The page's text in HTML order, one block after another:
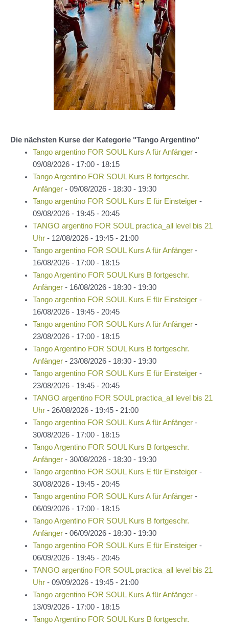
Die nächsten Kurse der Kategorie "Tango Argentino"
Tango argentino FOR SOUL Kurs A für Anfänger-
09/08/2026 - 17:00 - 18:15
Tango Argentino FOR SOUL Kurs B fortgeschr.
Anfänger- 09/08/2026 - 18:30 - 19:30
Tango argentino FOR SOUL Kurs E für Einsteiger-
09/08/2026 - 19:45 - 20:45
TANGO argentino FOR SOUL practica_all level bis 21
Uhr- 12/08/2026 - 19:45 - 21:00
Tango argentino FOR SOUL Kurs A für Anfänger-
16/08/2026 - 17:00 - 18:15
Tango Argentino FOR SOUL Kurs B fortgeschr.
Anfänger- 16/08/2026 - 18:30 - 19:30
Tango argentino FOR SOUL Kurs E für Einsteiger-
16/08/2026 - 19:45 - 20:45
Tango argentino FOR SOUL Kurs A für Anfänger-
23/08/2026 - 17:00 - 18:15
Tango Argentino FOR SOUL Kurs B fortgeschr.
Anfänger- 23/08/2026 - 18:30 - 19:30
Tango argentino FOR SOUL Kurs E für Einsteiger-
23/08/2026 - 19:45 - 20:45
TANGO argentino FOR SOUL practica_all level bis 21
Uhr- 26/08/2026 - 19:45 - 21:00
Tango argentino FOR SOUL Kurs A für Anfänger-
30/08/2026 - 17:00 - 18:15
Tango Argentino FOR SOUL Kurs B fortgeschr.
Anfänger- 30/08/2026 - 18:30 - 19:30
Tango argentino FOR SOUL Kurs E für Einsteiger-
30/08/2026 - 19:45 - 20:45
Tango argentino FOR SOUL Kurs A für Anfänger-
06/09/2026 - 17:00 - 18:15
Tango Argentino FOR SOUL Kurs B fortgeschr.
Anfänger- 06/09/2026 - 18:30 - 19:30
Tango argentino FOR SOUL Kurs E für Einsteiger-
06/09/2026 - 19:45 - 20:45
TANGO argentino FOR SOUL practica_all level bis 21
Uhr- 09/09/2026 - 19:45 - 21:00
Tango argentino FOR SOUL Kurs A für Anfänger-
13/09/2026 - 17:00 - 18:15
Tango Argentino FOR SOUL Kurs B fortgeschr.